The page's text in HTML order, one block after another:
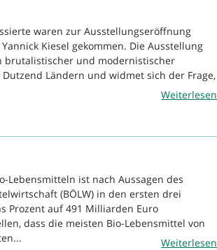
waren zur Ausstellungseröffnung
Kiesel gekommen. Die Ausstellung
brutalistischer und modernistischer
Ländern und widmet sich der Frage,
Weiterlesen
Lebensmitteln ist nach Aussagen des
(BÖLW) in den ersten drei
Prozent auf 491 Milliarden Euro
dass die meisten Bio-Lebensmittel von
Weiterlesen